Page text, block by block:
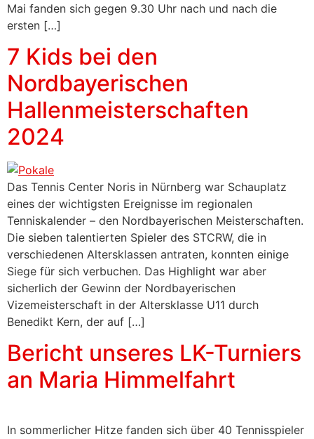
Mai fanden sich gegen 9.30 Uhr nach und nach die
ersten […]
7 Kids bei den
Nordbayerischen
Hallenmeisterschaften
2024
Das Tennis Center Noris in Nürnberg war Schauplatz
eines der wichtigsten Ereignisse im regionalen
Tenniskalender – den Nordbayerischen Meisterschaften.
Die sieben talentierten Spieler des STCRW, die in
verschiedenen Altersklassen antraten, konnten einige
Siege für sich verbuchen. Das Highlight war aber
sicherlich der Gewinn der Nordbayerischen
Vizemeisterschaft in der Altersklasse U11 durch
Benedikt Kern, der auf […]
Bericht unseres LK-Turniers
an Maria Himmelfahrt
In sommerlicher Hitze fanden sich über 40 Tennisspieler